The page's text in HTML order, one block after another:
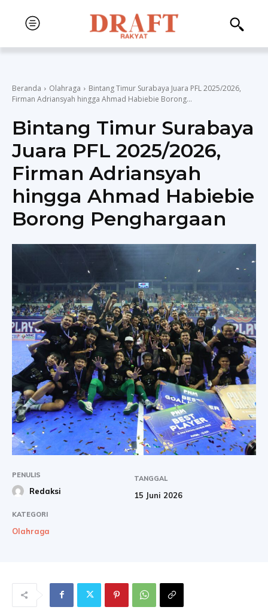
Beranda Olahraga
Bintang Timur Surabaya Juara PFL 2025/2026,
Firman Adriansyah hingga Ahmad Habiebie Borong...
Bintang Timur Surabaya
Juara PFL 2025/2026,
Firman Adriansyah
hingga Ahmad Habiebie
Borong Penghargaan
PENULIS
Redaksi
TANGGAL
15 Juni 2026
KATEGORI
Olahraga